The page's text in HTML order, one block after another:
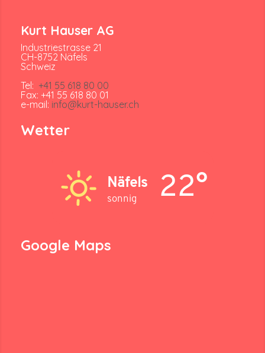
Kurt Hauser AG
Industriestrasse 21
CH-8752 Näfels
Schweiz
Tel: +41 55 618 80 00
Fax: +41 55 618 80 01
e-mail: info@kurt-hauser.ch
Wetter
Näfels
sonnig 22°
Google Maps